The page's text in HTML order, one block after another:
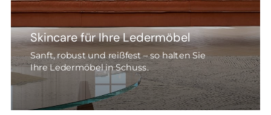
Skincare für Ihre Ledermöbel
Sanft, robust und reißfest – so halten Sie
Ihre Ledermöbel in Schuss.